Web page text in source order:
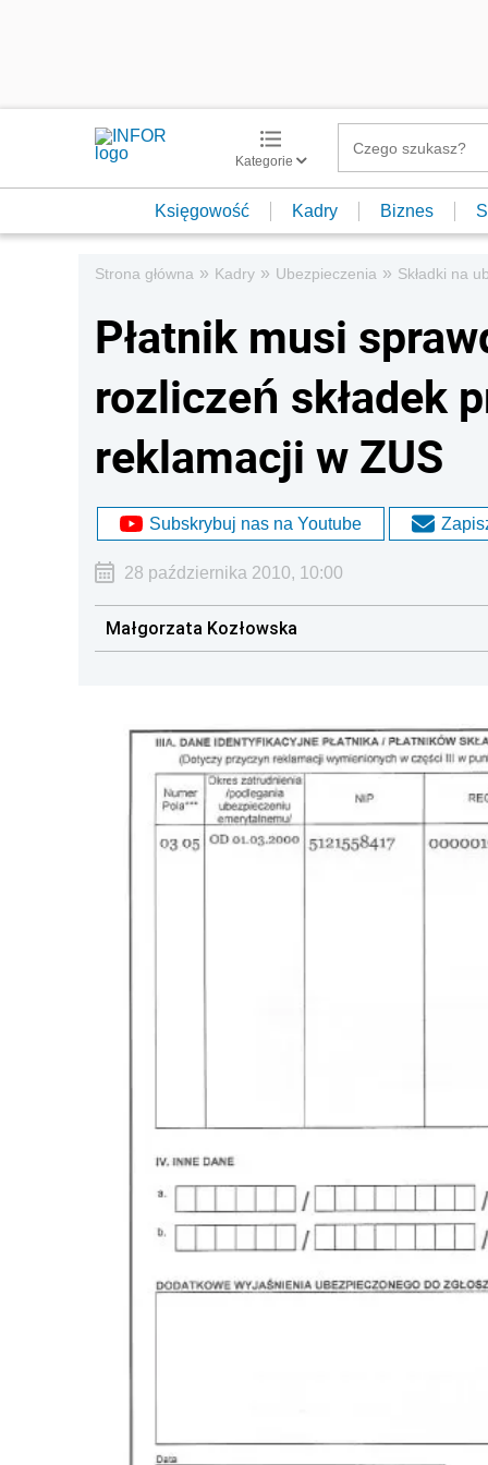
Kategorie
Księgowość Kadry Biznes
Strona główna » Kadry » Ubezpieczenia » Składki na
Płatnik musi
rozliczeń składek
reklamacji w ZUS
Subskrybuj nas na Youtube
28 października 2010, 10:00
Małgorzata Kozłowska